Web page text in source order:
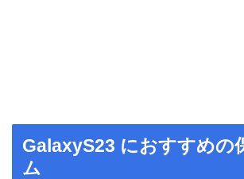
GalaxyS23 におすすめの
ム